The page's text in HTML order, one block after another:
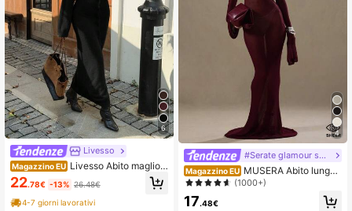
6
Livesso
Magazzino EU Livesso Abito maglion
e lungo in maglia con scollo a V e m
aniche a lanterna da donna, autunn
o scolastico
22.78€ -13% 26.48€
4-7 giorni lavorativi
4
#Serate glamour senza sforzo
Magazzino EU MUSERA Abito lungo i
n maglia trasparente con maniche l
e primaverili, carino e sexy, stile an
(1000+)
17.48€